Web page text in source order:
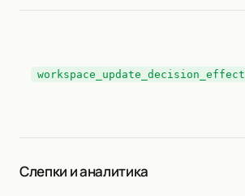
workspace_update_decision_effect
Слепки и аналитика